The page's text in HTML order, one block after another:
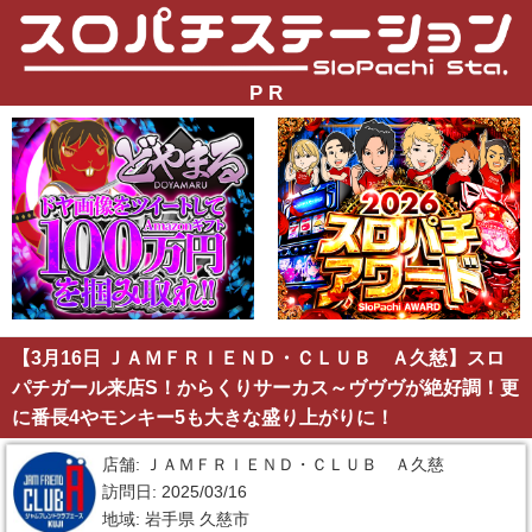
P R
【3月16日 ＪＡＭＦＲＩＥＮＤ・ＣＬＵＢ Ａ久慈】スロ
パチガール来店S！からくりサーカス～ヴヴヴが絶好調！更
に番長4やモンキー5も大きな盛り上がりに！
店舗: ＪＡＭＦＲＩＥＮＤ・ＣＬＵＢ Ａ久慈
訪問日: 2025/03/16
地域: 岩手県 久慈市